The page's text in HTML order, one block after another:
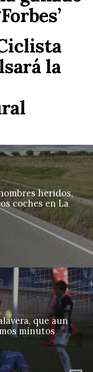
la
heridos,
coches en La
que aun
minutos